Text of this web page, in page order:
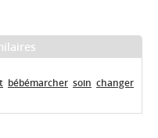
bébémarcher soin changer